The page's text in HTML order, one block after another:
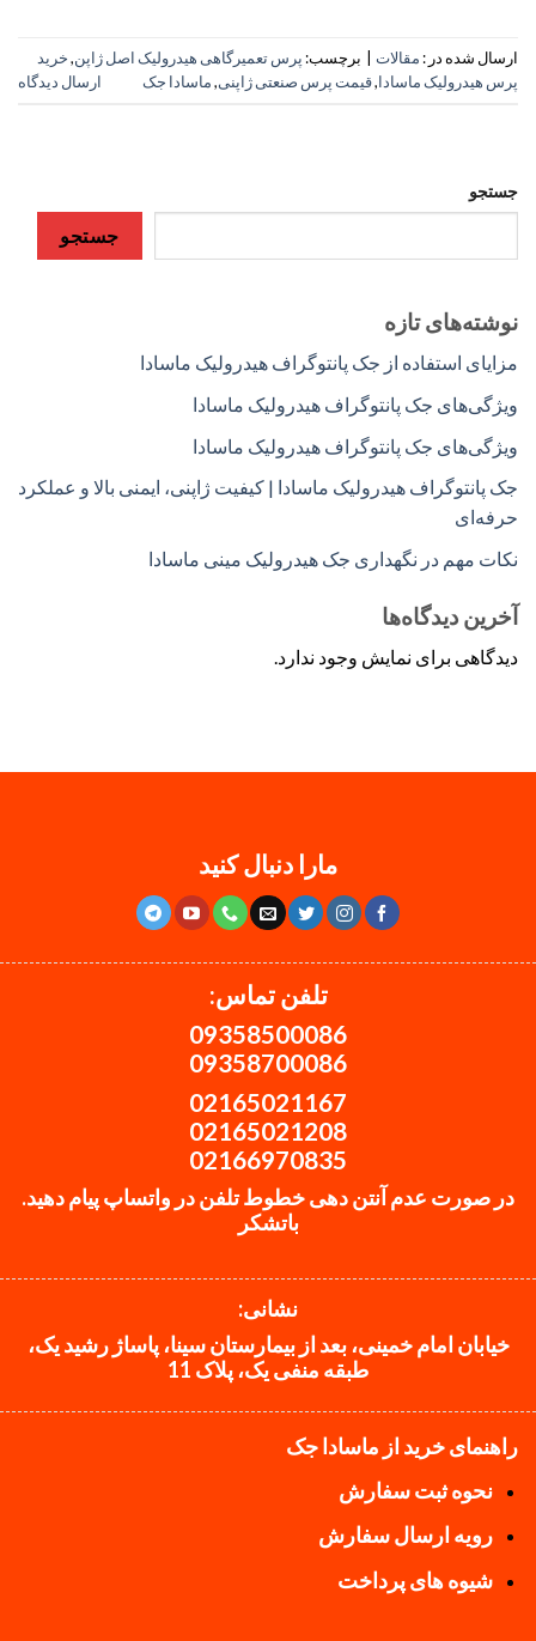
ارسال شده در : مقالات برچسب: پرس تعمیرگاهی هیدرولیک اصل ژاپن,خرید
پرس هیدرولیک ماسادا,قیمت پرس صنعتی ژاپنی,ماسادا جک ارسال دیدگاه
جستجو
جستجو
نوشته‌های تازه
مزایای استفاده از جک پانتوگراف هیدرولیک ماسادا
ویژگی‌های جک پانتوگراف هیدرولیک ماسادا
ویژگی‌های جک پانتوگراف هیدرولیک ماسادا
جک پانتوگراف هیدرولیک ماسادا | کیفیت ژاپنی، ایمنی بالا و عملکرد
حرفه‌ای
نکات مهم در نگهداری جک هیدرولیک مینی ماسادا
آخرین دیدگاه‌ها
دیدگاهی برای نمایش وجود ندارد.
مارا دنبال کنید
تلفن تماس:
09358500086
09358700086
02165021167
02165021208
02166970835
در صورت عدم آنتن دهی خطوط تلفن در واتساپ پیام دهید.
باتشکر
نشانی:
خیابان امام خمینی، بعد از بیمارستان سینا، پاساژ رشید یک،
طبقه منفی یک، پلاک 11
راهنمای خرید از ماسادا جک
نحوه ثبت سفارش
رویه ارسال سفارش
شیوه های پرداخت